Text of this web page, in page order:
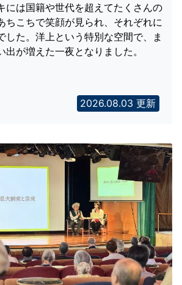
には国籍や世代を超えてたくさんの
ちこちで笑顔が見られ、それぞれに
した。洋上という特別な空間で、ま
出が増えた一夜となりました。
2026.08.03 更新